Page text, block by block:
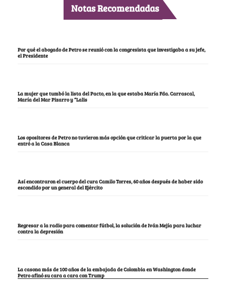
Notas Recomendadas
Por qué el abogado de Petro se reunió con la congresista que investigaba a su jefe,
el Presidente
La mujer que tumbó la lista del Pacto, en la que estaba María Fda. Carrascal,
María del Mar Pizarro y “Lalis
Los opositores de Petro no tuvieron más opción que criticar la puerta por la que
entró a la Casa Blanca
Así encontraron el cuerpo del cura Camilo Torres, 60 años después de haber sido
escondido por un general del Ejército
Regresar a la radio para comentar fútbol, la solución de Iván Mejía para luchar
contra la depresión
La casona más de 100 años de la embajada de Colombia en Washington donde
Petro afinó su cara a cara con Trump